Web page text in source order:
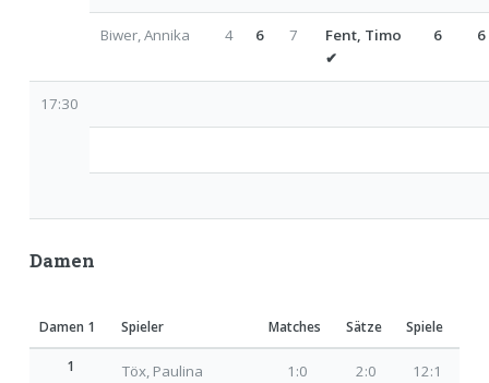
Biwer, Annika 4 6 7
Fent, Timo
✔
6 6
17:30
Damen
Damen 1 Spieler Matches Sätze Spiele
1 Töx, Paulina 1:0 2:0 12:1